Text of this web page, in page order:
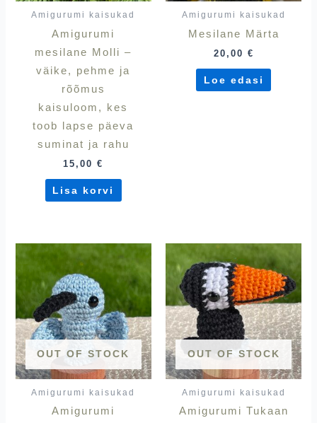
Amigurumi kaisukad
Amigurumi
mesilane Molli –
väike, pehme ja
rõõmus
kaisuloom, kes
toob lapse päeva
suminat ja rahu
15,00€
Lisa korvi
Amigurumi kaisukad
Mesilane Märta
20,00 €
Loe edasi
OUT OF STOCK
Amigurumi kaisukad
Amigurumi
OUT OF STOCK
Amigurumi kaisukad
Amigurumi Tukaan